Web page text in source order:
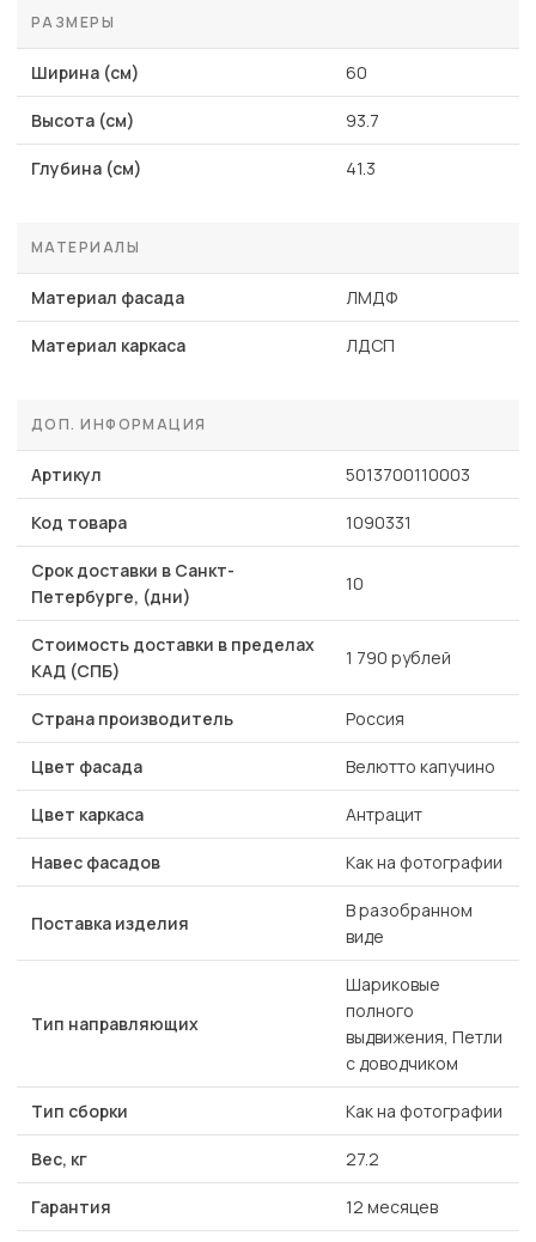
РАЗМЕРЫ
Ширина (см) 60
Высота (см) 93.7
Глубина (см) 41.3
МАТЕРИАЛЫ
Материал фасада ЛМДФ
Материал каркаса ЛДСП
ДОП. ИНФОРМАЦИЯ
Артикул 5013700110003
Код товара 1090331
Срок доставки в Санкт-
Петербурге, (дни)
10
Стоимость доставки в пределах
КАД (СПБ)
1 790 рублей
Страна производитель Россия
Цвет фасада Велютто капучино
Цвет каркаса Антрацит
Навес фасадов Как на фотографии
Поставка изделия
В разобранном
виде
Тип направляющих
Шариковые
полного
выдвижения, Петли
с доводчиком
Тип сборки Как на фотографии
Вес, кг 27.2
Гарантия 12 месяцев